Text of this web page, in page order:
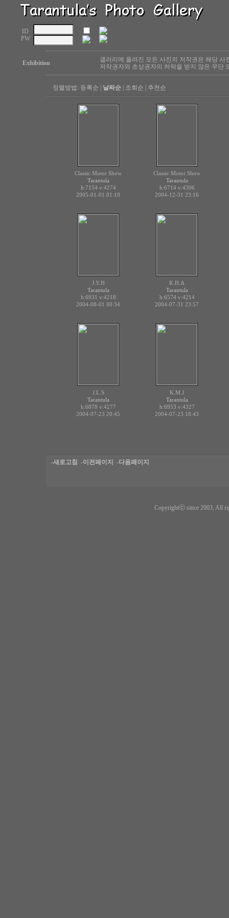
ID
PW
Exhibition
갤러리에 올려진 모든 사진의 저작권은 해당
저작권자와 초상권자의 허락을 받지 않은 무단
정렬방법: 등록순 날짜순 조회순 추천순
Classic Motor Show
Tarantula
h:7154 v:4274
2005-01-01 01:10
Classic Motor Show
Tarantula
h:6714 v:4306
2004-12-31 23:16
J.Y.H
Tarantula
h:6931 v:4218
2004-08-01 00:34
K.H.A
Tarantula
h:6574 v:4214
2004-07-31 23:57
J.L.S
Tarantula
h:6878 v:4277
2004-07-23 20:45
K.M.J
Tarantula
h:6953 v:4327
2004-07-23 18:43
-새로고침 -이전페이지 -다음페이지
Copyrightⓒ since 2003, All